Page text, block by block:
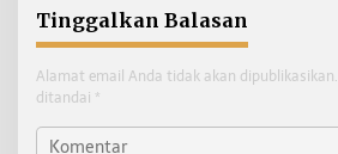
Tinggalkan Balasan
Alamat email Anda tidak akan dipublikasikan.
ditandai *